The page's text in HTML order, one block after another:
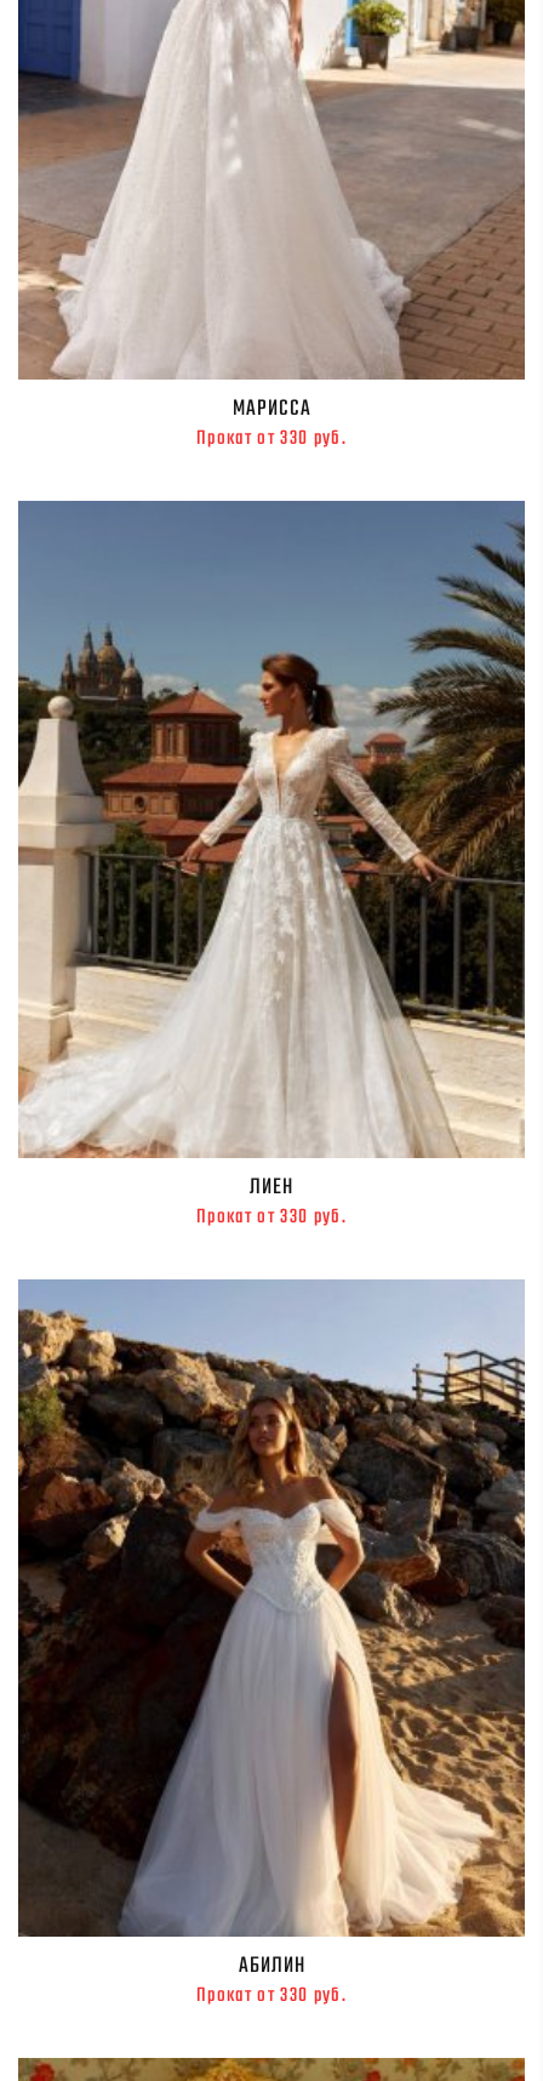
МАРИССА
Прокат от 330 руб.
ЛИЕН
Прокат от 330 руб.
АБИЛИН
Прокат от 330 руб.